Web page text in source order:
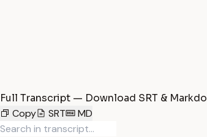
Full Transcript — Download SRT &
Copy
SRT MD